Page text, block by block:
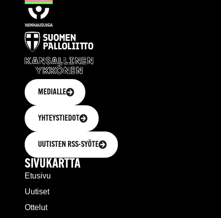
MEDIALLE
YHTEYSTIEDOT
UUTISTEN RSS-SYÖTE
SIVUKARTTA
Etusivu
Uutiset
Ottelut